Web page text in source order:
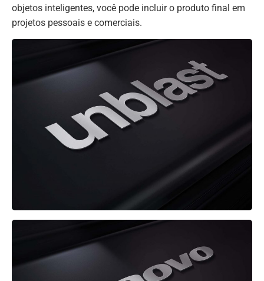
objetos inteligentes, você pode incluir o produto final em
projetos pessoais e comerciais.